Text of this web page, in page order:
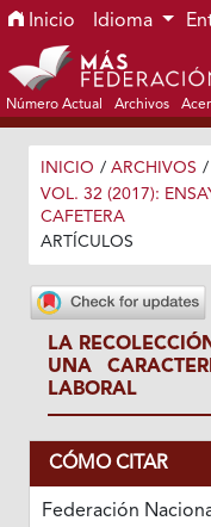
Ir al menú de
Ir al contenido
Ir al pie de página del
Inicio Idioma
Número Actual Archivos
INICIO / ARCHIVOS /
VOL. 32 (2017):
CAFETERA
ARTÍCULOS
LA
UNA
LABORAL
CÓMO CITAR
Federación